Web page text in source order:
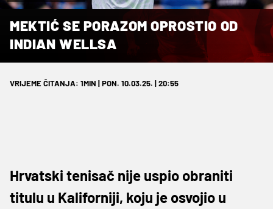
MEKTIĆ SE PORAZOM OPROSTIO OD
INDIAN WELLSA
VRIJEME ČITANJA: 1MIN | PON. 10.03.25. | 20:55
Hrvatski tenisač nije uspio obraniti
titulu u Kaliforniji, koju je osvojio u